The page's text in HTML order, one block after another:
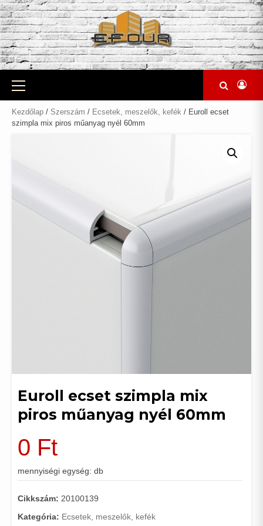
Skip
to
content
Primary
Menu
Kezdőlap / Szerszám / Ecsetek, meszelők, kefék / Euroll ecset
szimpla mix piros műanyag nyél 60mm
Euroll ecset szimpla mix
piros műanyag nyél 60mm
0 Ft
mennyiségi egység: db
Cikkszám: 20100139
Kategória: Ecsetek, meszelők, kefék